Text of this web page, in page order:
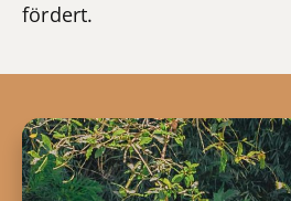
fördert.